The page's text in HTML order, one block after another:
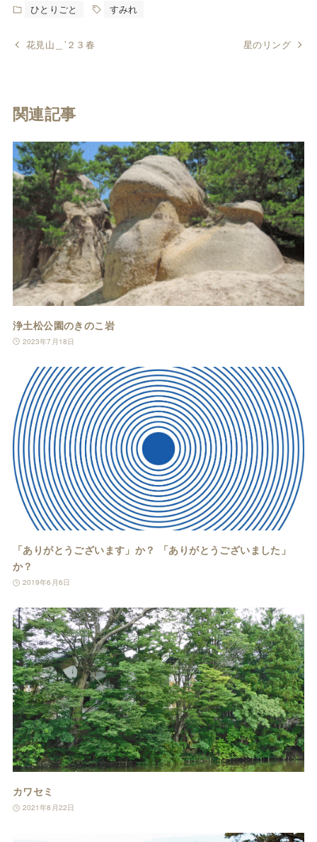
ひとりごと すみれ
花見山＿’２３春 星のリング
関連記事
浄土松公園のきのこ岩
2023年7月18日
「ありがとうございます」か？ 「ありがとうございました」
か？
2019年6月6日
カワセミ
2021年8月22日